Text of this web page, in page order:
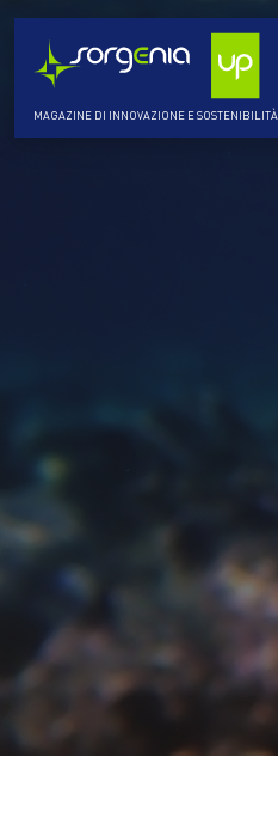
MAGAZINE DI INNOVAZIONE E SOSTENIBILITÀ